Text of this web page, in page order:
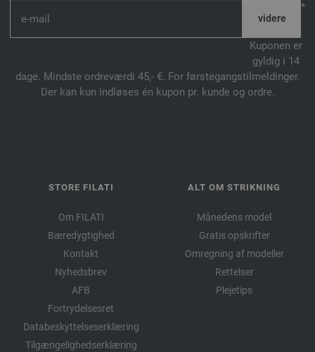
*
Kuponen er
gyldig i 14
dage. Mindste ordreværdi 45,- €. For førstegangstilmeldinger.
Der kan kun indløses én kupon pr. kunde og ordre.
STORE FILATI
Om FILATI
Bæredygtighed
Kontakt
Nyhedsbrev
AFB
Fortrydelsesret
Databeskyttelseserklæring
Tilgængelighedserklæring
ALT OM STRIKNING
Månedens model
Gratis opskrifter
Omregning af modeller
Rettelser
Plejetips